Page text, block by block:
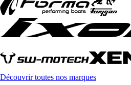
Découvrir toutes nos marques